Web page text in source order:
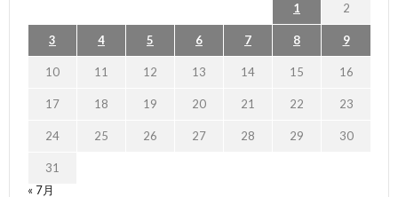
1 2
3 4 5 6 7 8 9
10 11 12 13 14 15 16
17 18 19 20 21 22 23
24 25 26 27 28 29 30
31
« 7月